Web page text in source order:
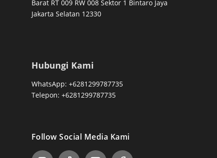
Barat RT 009 RW 008 Sektor 1 Bintaro Jaya
Jakarta Selatan 12330
Hubungi Kami
WhatsApp: +6281299787735
Telepon: +6281299787735
Follow Social Media Kami